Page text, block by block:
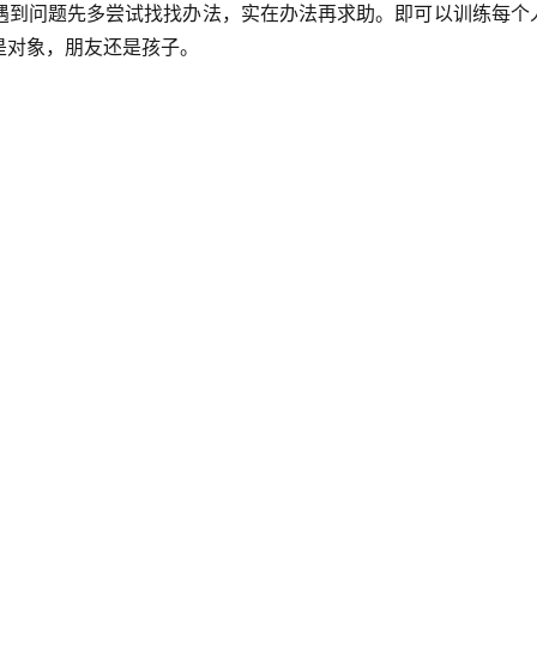
问题先多尝试找找办法，实在办法再求助。即可以训练每个
象，朋友还是孩子。